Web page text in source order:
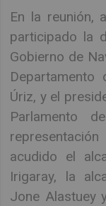
En la reunión,
participado la
Gobierno de
Departamento
Úriz, y el
Parlamento
acudido el
Irigaray, la
Jone Alastuey